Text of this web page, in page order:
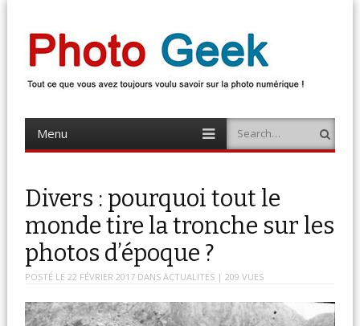
Photo Geek
Menu
content
Search
Divers : pourquoi tout le
monde tire la tronche sur les
photos d’époque ?
POSTÉ LE 22 FÉVRIER 2017 DANSACTUALITES | 209 VUES